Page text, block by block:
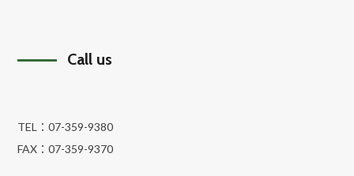
Call us
TEL：07-359-9380
FAX：07-359-9370